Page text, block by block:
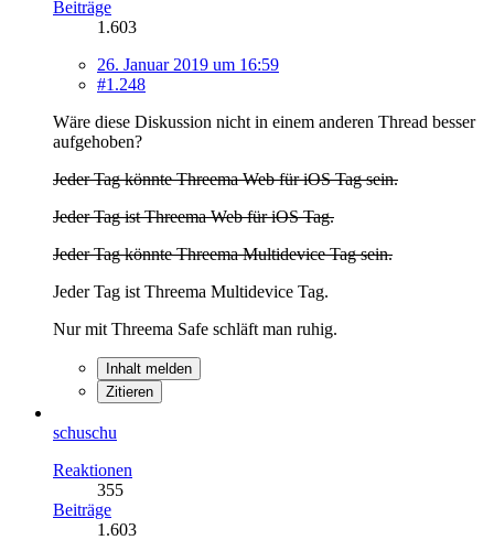
Beiträge
1.603
26. Januar 2019 um 16:59
#1.248
Wäre diese Diskussion nicht in einem anderen Thread besser
aufgehoben?
Jeder Tag könnte Threema Web für iOS Tag sein.
Jeder Tag ist Threema Web für iOS Tag.
Jeder Tag könnte Threema Multidevice Tag sein.
Jeder Tag ist Threema Multidevice Tag.
Nur mit Threema Safe schläft man ruhig.
Inhalt melden
Zitieren
schuschu
Reaktionen
355
Beiträge
1.603